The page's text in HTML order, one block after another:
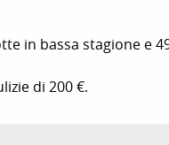
in bassa stagione e
di 200 €.